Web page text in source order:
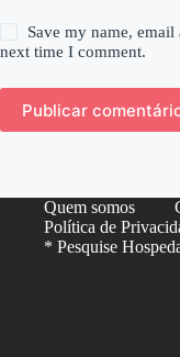
Save my name,
next time I comment.
Publicar
Quem somos
Política de
* Pesquise